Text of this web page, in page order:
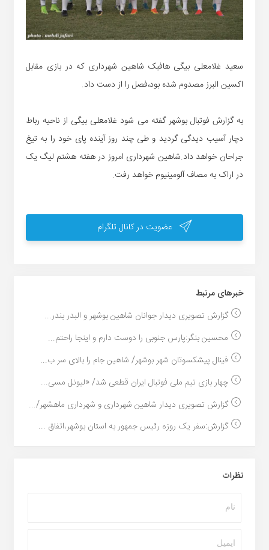
سعید غلامعلی بیگی هافبک شاهین شهرداری که در بازی مقابل
اکسین البرز مصدوم شده بود،فصل را از دست داد.
به گزارش فوتبال بوشهر گفته می شود غلامعلی بیگی از ناحیه رباط
دچار آسیب دیدگی گردید و طی چند روز آینده پای خود را به تیغ
جراحان خواهد داد.شاهین شهرداری امروز در هفته هشتم لیگ یک
در اراک به مصاف آلومینیوم خواهد رفت.
عضویت در کانال تلگرام
خبر‌های مرتبط
گزارش تصویری دیدار جوانان شاهین بوشهر و البدر بندر...
محسین بنگر:پارس جنوبی را دوست دارم و اینجا راحتم...
فینال پیشکسوتان شهر بوشهر/ شاهین جام را بالای سر ب...
چهار بازی تیم ملی فوتبال ایران قطعی شد/ «لیونل مسی...
گزارش تصویری دیدار شاهین شهرداری و شهرداری ماهشهر/...
گزارش:سفر یک روزه رئیس جمهور به استان بوشهر،اتفاق ...
نظرات